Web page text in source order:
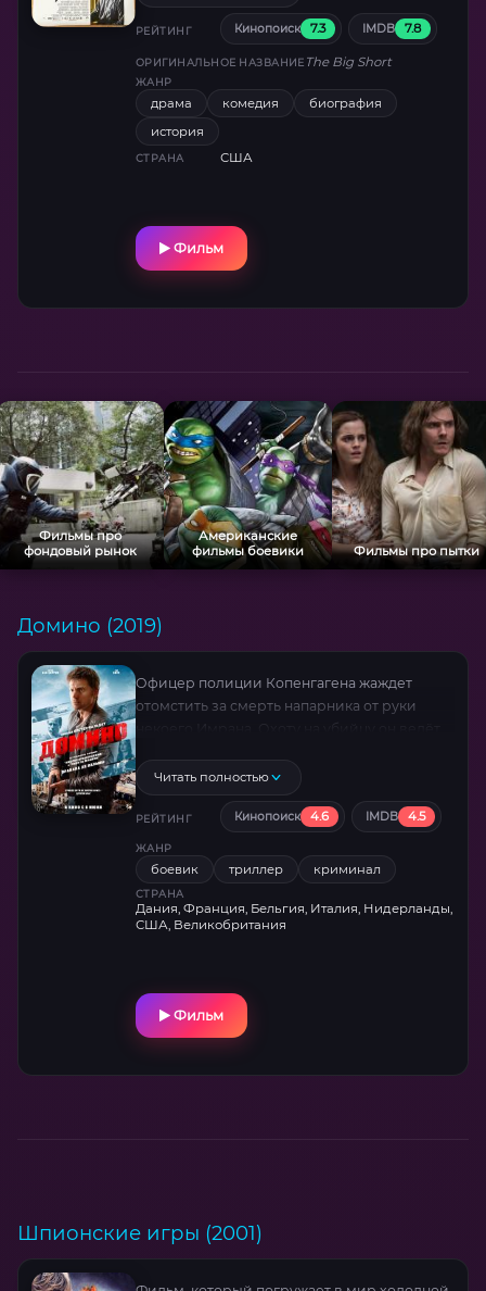
выделяется смешением жанров: криминал,
экшн, психологическая драма.
РЕЙТИНГ Кинопоиск 7.3 IMDB 7.8
ОРИГИНАЛЬНОЕ НАЗВАНИЕ The Big Short
ЖАНР
драма комедия
биография
история
СТРАНА США
Фильм
Фильмы про
фондовый рынок
Американские
фильмы боевики
Фильмы про пытки
Домино (2019)
Офицер полиции Копенгагена жаждет
отомстить за смерть напарника от руки
коллеги. Однако оба они становятся
жертвами агента ЦРУ, подставившего
Имрана.
Читать полностью
РЕЙТИНГ Кинопоиск 4.6 IMDB 4.5
ЖАНР
боевик триллер криминал
СТРАНА
Дания, Франция, Бельгия, Италия, Нидерланды,
США, Великобритания
Фильм
Шпионские игры (2001)